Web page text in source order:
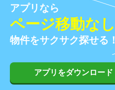
アプリなら
ページ移動なし
物件をサクサク探せる！
アプリをダウンロード